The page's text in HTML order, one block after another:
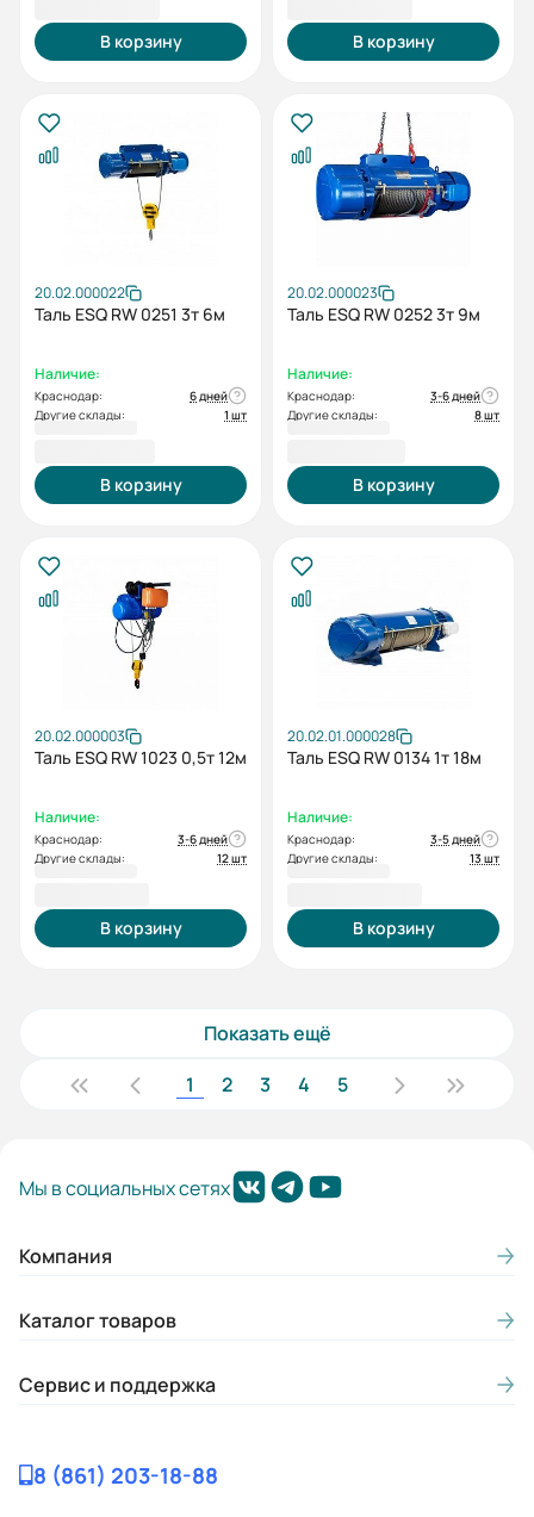
В корзину В корзину
20.02.000022
Таль ESQ RW 0251 3т 6м
Наличие:
Краснодар:
6 дней
Другие склады:
1 шт
В корзину
20.02.000023
Таль ESQ RW 0252 3т 9м
Наличие:
Краснодар:
3-6 дней
Другие склады:
8 шт
В корзину
20.02.000003
Таль ESQ RW 1023 0,5т 12м
Наличие:
Краснодар:
3-6 дней
Другие склады:
12 шт
В корзину
20.02.01.000028
Таль ESQ RW 0134 1т 18м
Наличие:
Краснодар:
3-5 дней
Другие склады:
13 шт
В корзину
Показать ещё
1
2 3 4 5
Мы в социальных сетях
Компания
Каталог товаров
Сервис и поддержка
8 (861) 203-18-88